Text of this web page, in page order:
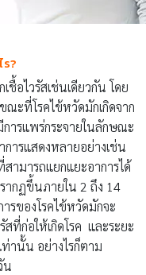
?
ชื้อไวรัสเช่นเดียวกัน โดย
ขณะที่โรคไข้หวัดมักเกิดจาก
การแพร่กระจายในลักษณะ
ารแสดงหลายอย่างเช่น
ามารถแยกแยะอาการได้
ากฏขึ้นภายใน 2 ถึง 14
รของโรคไข้หวัดมักจะ
ที่ก่อให้เกิดโรค และระยะ
านั้น อย่างไรก็ตาม
น